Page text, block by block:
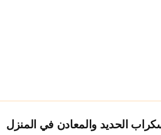
الحديد والمعادن في المنزل